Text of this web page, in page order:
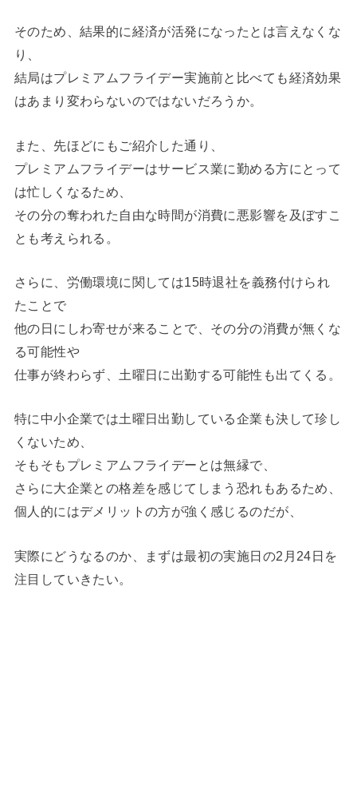
そのため、結果的に経済が活発になったとは言えなくな
り、
結局はプレミアムフライデー実施前と比べても経済効果
はあまり変わらないのではないだろうか。
また、先ほどにもご紹介した通り、
プレミアムフライデーはサービス業に勤める方にとって
は忙しくなるため、
その分の奪われた自由な時間が消費に悪影響を及ぼすこ
とも考えられる。
さらに、労働環境に関しては15時退社を義務付けられ
たことで
他の日にしわ寄せが来ることで、その分の消費が無くな
る可能性や
仕事が終わらず、土曜日に出勤する可能性も出てくる。
特に中小企業では土曜日出勤している企業も決して珍し
くないため、
そもそもプレミアムフライデーとは無縁で、
さらに大企業との格差を感じてしまう恐れもあるため、
個人的にはデメリットの方が強く感じるのだが、
実際にどうなるのか、まずは最初の実施日の2月24日を
注目していきたい。